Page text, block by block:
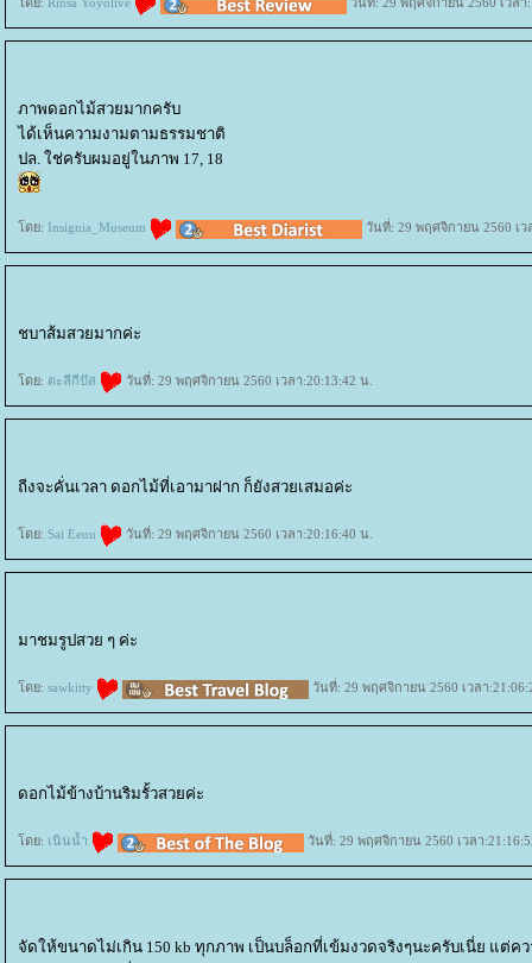
ภาพดอกไม้สวยมากครับ
ได้เห็นความงามตามธรรมชาติ
ปล. ใช่ครับผมอยู่ในภาพ 17, 18
ดย: Insignia_Museum วันที่: 29 พฤศจิกายน 2560 เว
ชบาส้มสวยมากค่ะ
ดย: ตะลีกีปัส วันที่: 29 พฤศจิกายน 2560 เวลา:20:13:42 น.
ถีงจะคั่นเวลา ดอกไม้ที่เอามาฝาก ก็ยังสวยเสมอค่ะ
ดย: Sai Eeuu วันที่: 29 พฤศจิกายน 2560 เวลา:20:16:40 น.
มาชมรูปสวย ๆ ค่ะ
ดย: sawkitty วันที่: 29 พฤศจิกายน 2560 เวลา
ดอกไม้ข้างบ้านริมรั้วสวยค่ะ
ดย: เนินน้ำ วันที่: 29 พฤศจิกายน 2560 เวลา
จัดให้ขนาดไม่เกิน 150 kb ทุกภาพ เป็นบล็อกที่เข้มงวดจริงๆนะครับเนี่ย แต่